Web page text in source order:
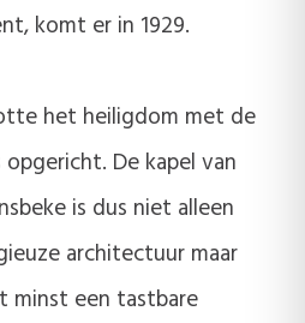
komt er in 1929.
het heiligdom met de
De kapel van
is dus niet alleen
architectuur maar
minst een tastbare